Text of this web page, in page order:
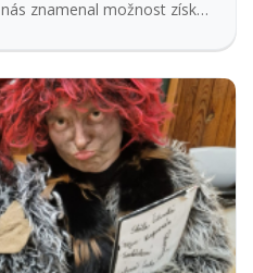
znamenal možnost získat
pracovníků volného času
akce Dance Life Expo
zkrátka. Uskutečnila se
akce pro začínající a
si užily například
Ježčí
pro kluky Pánská jízda,
hlavně virtuální realita.
adventním! Přípravy na
a velkých akcí: Připravili